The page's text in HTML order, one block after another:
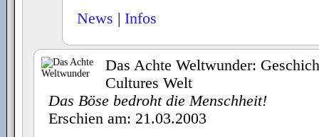
News | Infos
Das Achte Weltwunder:
Cultures Welt
Das Böse bedroht die Menschheit!
Erschien am: 21.03.2003